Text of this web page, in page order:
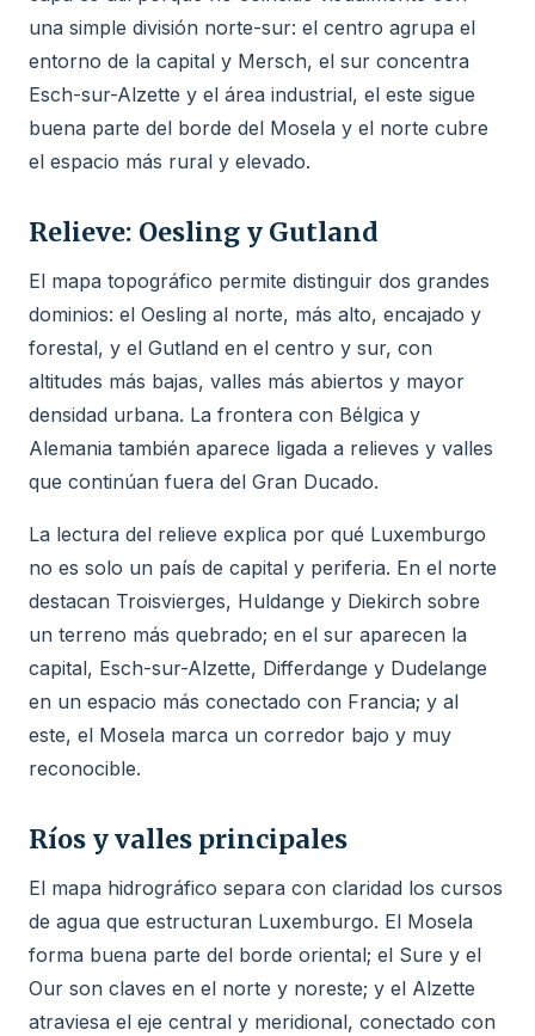
una simple división norte-sur: el centro agrupa el
entorno de la capital y Mersch, el sur concentra
Esch-sur-Alzette y el área industrial, el este sigue
buena parte del borde del Mosela y el norte cubre
el espacio más rural y elevado.
Relieve: Oesling y Gutland
El mapa topográfico permite distinguir dos grandes
dominios: el Oesling al norte, más alto, encajado y
forestal, y el Gutland en el centro y sur, con
altitudes más bajas, valles más abiertos y mayor
densidad urbana. La frontera con Bélgica y
Alemania también aparece ligada a relieves y valles
que continúan fuera del Gran Ducado.
La lectura del relieve explica por qué Luxemburgo
no es solo un país de capital y periferia. En el norte
destacan Troisvierges, Huldange y Diekirch sobre
un terreno más quebrado; en el sur aparecen la
capital, Esch-sur-Alzette, Differdange y Dudelange
en un espacio más conectado con Francia; y al
este, el Mosela marca un corredor bajo y muy
reconocible.
Ríos y valles principales
El mapa hidrográfico separa con claridad los cursos
de agua que estructuran Luxemburgo. El Mosela
forma buena parte del borde oriental; el Sure y el
Our son claves en el norte y noreste; y el Alzette
atraviesa el eje central y meridional, conectado con